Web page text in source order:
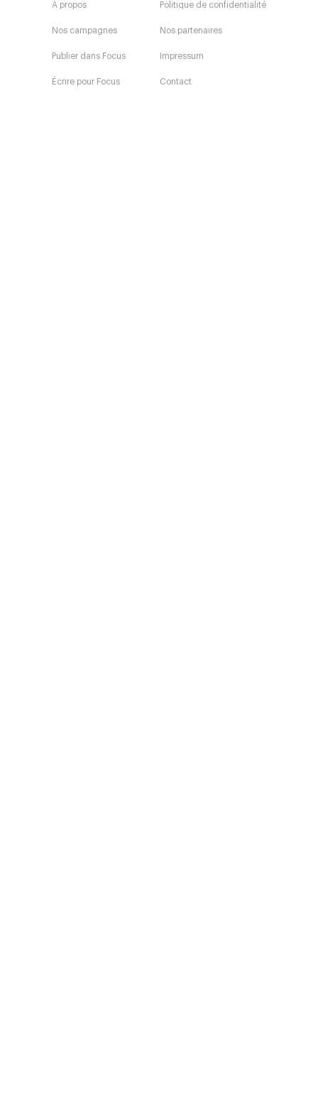
À propos
Nos campagnes
Publier dans Focus
Écrire pour Focus
Politique de confidentialité
Nos partenaires
Impressum
Contact